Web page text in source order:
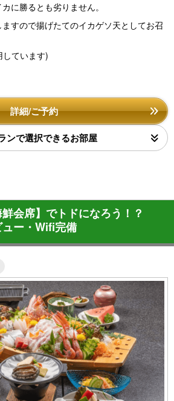
に勝るとも劣りません。
すので揚げたてのイカゲソ天としてお召
ています)
詳細/ご予約
ンで選択できるお部屋
鮮会席】でトドになろう！？
ー・Wifi完備